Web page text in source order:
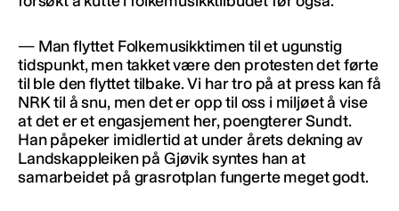
— Man flyttet Folkemusikktimen til et ugunstig
tidspunkt, men takket være den protesten det førte
til ble den flyttet tilbake. Vi har tro på at press kan få
NRK til å snu, men det er opp til oss i miljøet å vise
at det er et engasjement her, poengterer Sundt.
Han påpeker imidlertid at under årets dekning av
Landskappleiken på Gjøvik syntes han at
samarbeidet på grasrotplan fungerte meget godt.